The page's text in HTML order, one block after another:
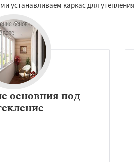
устанавливаем каркас для
основния под